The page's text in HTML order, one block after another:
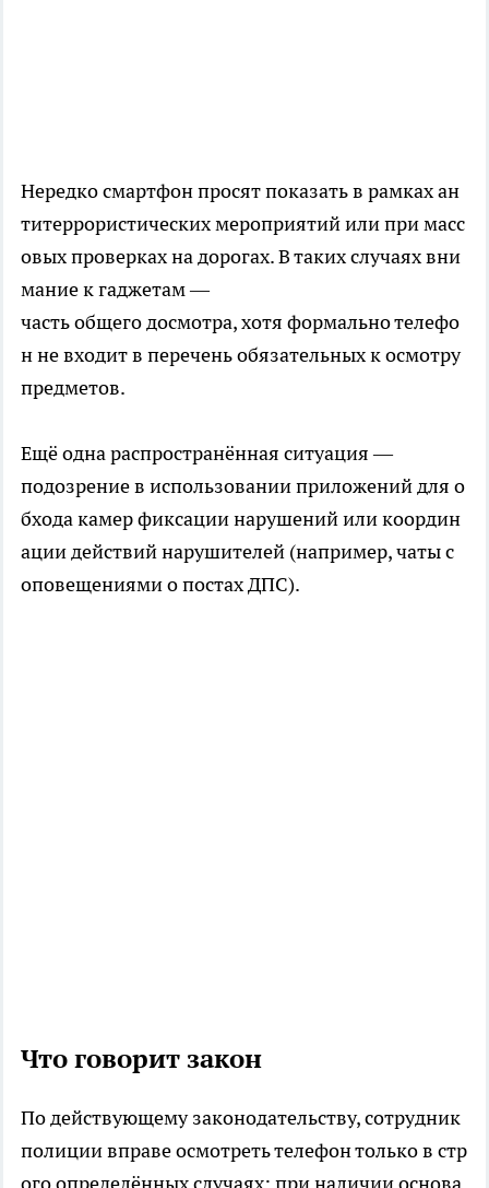
Нередко смартфон просят показать в рамках ан
титеррористических мероприятий или при масс
овых проверках на дорогах. В таких случаях вни
мание к гаджетам —
часть общего досмотра, хотя формально телефо
н не входит в перечень обязательных к осмотру
предметов.
Ещё одна распространённая ситуация —
подозрение в использовании приложений для о
бхода камер фиксации нарушений или координ
ации действий нарушителей (например, чаты с
оповещениями о постах ДПС).
Что говорит закон
По действующему законодательству, сотрудник
полиции вправе осмотреть телефон только в стр
ого определённых случаях: при наличии основа